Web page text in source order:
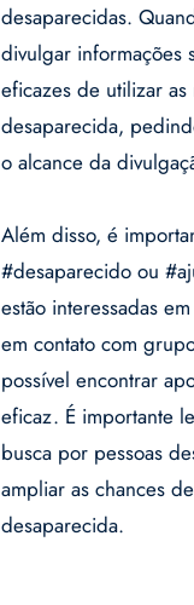
desaparecidas.
divulgar informações
eficazes de utilizar
desaparecida,
o alcance da
Além disso, é
#desaparecido ou
estão interessadas
em contato com
possível encontrar
eficaz. É importante
busca por pessoas
ampliar as chances
desaparecida.